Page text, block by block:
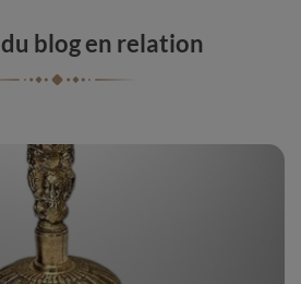
blog en relation